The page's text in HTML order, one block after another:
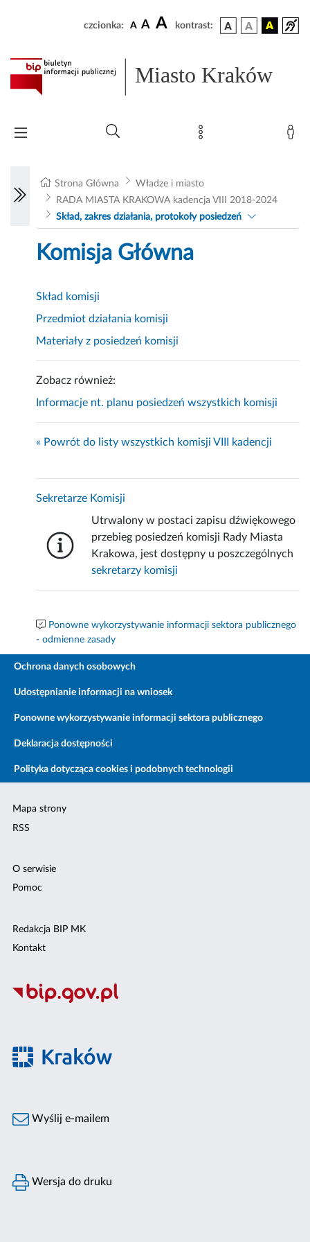
czcionka: A A A kontrast:
Miasto Kraków
Strona Główna
Władze i miasto
RADA MIASTA KRAKOWA kadencja VIII 2018-2024
Skład, zakres działania, protokoły posiedzeń
Komisja Główna
Skład komisji
Przedmiot działania komisji
Materiały z posiedzeń komisji
Zobacz również:
Informacje nt. planu posiedzeń wszystkich komisji
« Powrót do listy wszystkich komisji VIII kadencji
Sekretarze Komisji
Utrwalony w postaci zapisu dźwiękowego
przebieg posiedzeń komisji Rady Miasta
Krakowa, jest dostępny u poszczególnych
sekretarzy komisji
Ponowne wykorzystywanie informacji sektora publicznego
- odmienne zasady
Ochrona danych osobowych
Udostępnianie informacji na wniosek
Ponowne wykorzystywanie informacji sektora publicznego
Deklaracja dostępności
Polityka dotycząca cookies i podobnych technologii
Mapa strony
RSS
O serwisie
Pomoc
Redakcja BIP MK
Kontakt
Wyślij e-mailem
Wersja do druku